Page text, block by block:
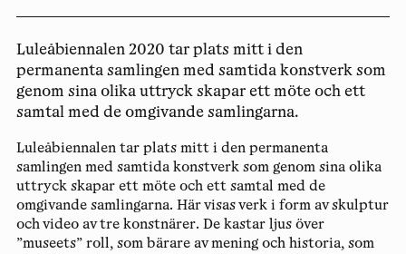
Luleåbiennalen 2020 tar plats mitt i den
permanenta samlingen med samtida konstverk som
genom sina olika uttryck skapar ett möte och ett
samtal med de omgivande samlingarna.
Luleåbiennalen tar plats mitt i den permanenta
samlingen med samtida konstverk som genom sina olika
uttryck skapar ett möte och ett samtal med de
omgivande samlingarna. Här visas verk i form av skulptur
och video av tre konstnärer. De kastar ljus över
”museets” roll, som bärare av mening och historia, som